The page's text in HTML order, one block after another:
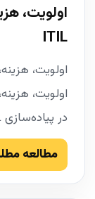
اولویت،
ITIL
در پیاده‌سازی ITIL است....
مطالعه